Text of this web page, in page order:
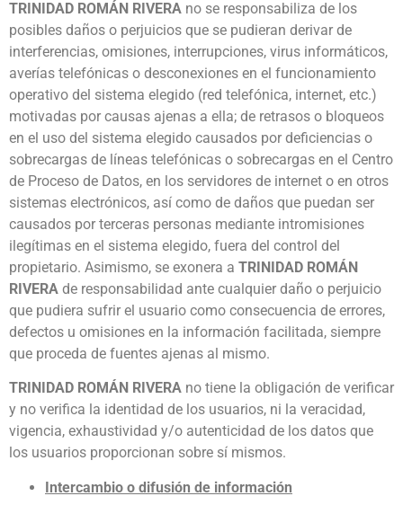
TRINIDAD ROMÁN RIVERA no se responsabiliza de los
posibles daños o perjuicios que se pudieran derivar de
interferencias, omisiones, interrupciones, virus informáticos,
averías telefónicas o desconexiones en el funcionamiento
operativo del sistema elegido (red telefónica, internet, etc.)
motivadas por causas ajenas a ella; de retrasos o bloqueos
en el uso del sistema elegido causados por deficiencias o
sobrecargas de líneas telefónicas o sobrecargas en el Centro
de Proceso de Datos, en los servidores de internet o en otros
sistemas electrónicos, así como de daños que puedan ser
causados por terceras personas mediante intromisiones
ilegítimas en el sistema elegido, fuera del control del
propietario. Asimismo, se exonera a TRINIDAD ROMÁN
RIVERA de responsabilidad ante cualquier daño o perjuicio
que pudiera sufrir el usuario como consecuencia de errores,
defectos u omisiones en la información facilitada, siempre
que proceda de fuentes ajenas al mismo.
TRINIDAD ROMÁN RIVERA no tiene la obligación de verificar
y no verifica la identidad de los usuarios, ni la veracidad,
vigencia, exhaustividad y/o autenticidad de los datos que
los usuarios proporcionan sobre sí mismos.
Intercambio o difusión de información